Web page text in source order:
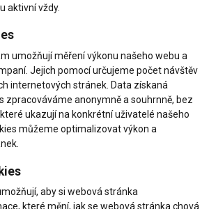
aktivní vždy.
umožňují měření výkonu našeho webu a
Jejich pomocí určujeme počet návštěv
internetových stránek. Data získaná
zpracováváme anonymně a souhrnně, bez
ukazují na konkrétní uživatelé našeho
můžeme optimalizovat výkon a
aby si webová stránka
které mění, jak se webová stránka chová